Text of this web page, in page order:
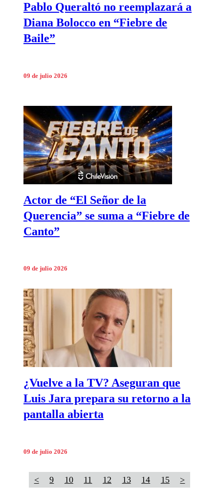
Pablo Queraltó no reemplazará a
Diana Bolocco en “Fiebre de
Baile”
09 de julio 2026
Actor de “El Señor de la
Querencia” se suma a “Fiebre de
Canto”
09 de julio 2026
¿Vuelve a la TV? Aseguran que
Luis Jara prepara su retorno a la
pantalla abierta
09 de julio 2026
< 9 10 11 12 13 14 15 >